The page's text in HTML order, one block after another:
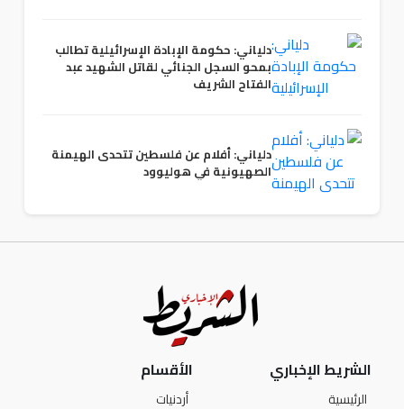
دلياني: حكومة الإبادة الإسرائيلية تطالب
بمحو السجل الجنائي لقاتل الشهيد عبد
الفتاح الشريف
دلياني: أفلام عن فلسطين تتحدى الهيمنة
الصهيونية في هوليوود
الشريط الإخباري
الرئيسية
الأقسام
أردنيات